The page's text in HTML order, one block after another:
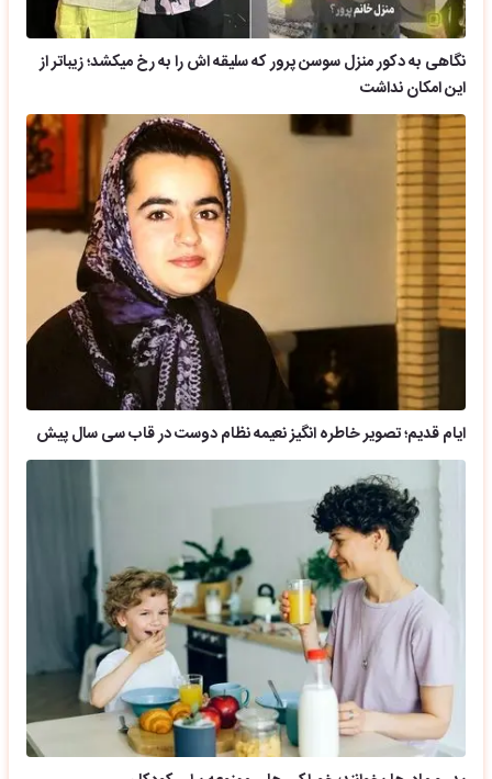
نگاهی به دکور منزل سوسن پرور که سلیقه اش را به رخ میکشد؛ زیباتر از
این امکان نداشت
ایام قدیم؛ تصویر خاطره انگیز نعیمه نظام دوست در قاب سی سال پیش